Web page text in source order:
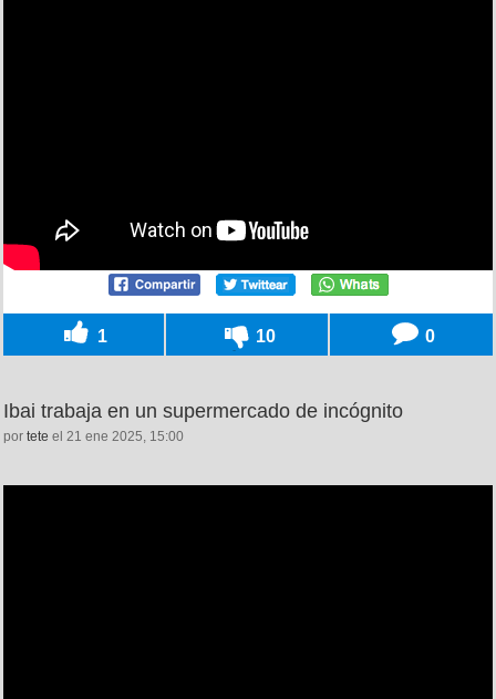
1 10 0
Ibai trabaja en un supermercado de incógnito
por tete el 21 ene 2025, 15:00